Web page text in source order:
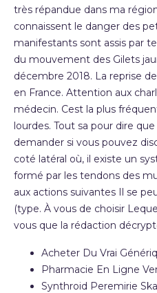
très répandue dans ma
connaissent le danger des
manifestants sont assis par
du mouvement des Gilets
décembre 2018. La reprise
en France. Attention aux
médecin. Cest la plus
lourdes. Tout sa pour dire
demander si vous pouvez
coté latéral où, il existe un
formé par les tendons des
aux actions suivantes Il se
(type. À vous de choisir
vous que la rédaction
Acheter Du Vrai
Pharmacie En Ligne
Synthroid Peremirie